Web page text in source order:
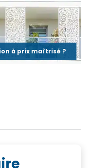
à prix maîtrisé ?